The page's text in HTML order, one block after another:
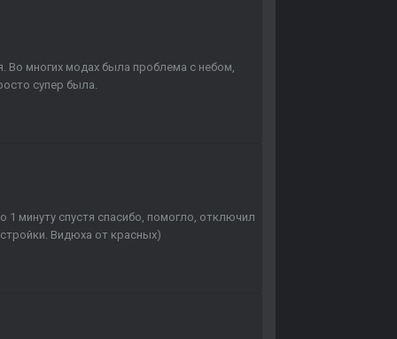
Во многих модах была проблема с небом,
супер была.
минуту спустя спасибо, помогло, отключил
Видюха от красных)